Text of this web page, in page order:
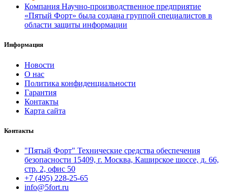
Компания Научно-производственное предприятие
«Пятый Форт» была создана группой специалистов в
области защиты информации
Информация
Новости
О нас
Политика конфиденциальности
Гарантия
Контакты
Карта сайта
Контакты
"Пятый Форт" Технические средства обеспечения
безопасности 15409, г. Москва, Каширское шоссе, д. 66,
стр. 2, офис 50
+7 (495) 228-25-65
info@5fort.ru